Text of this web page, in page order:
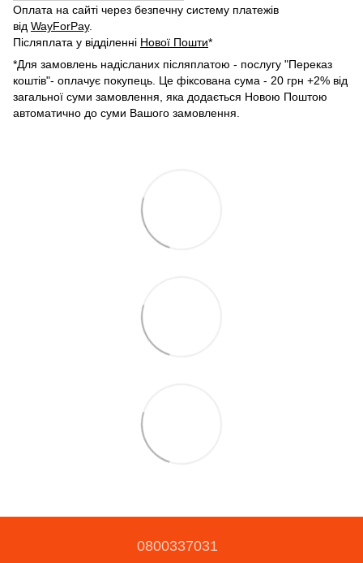
Оплата на сайті через безпечну систему платежів
від WayForPay.
Післяплата у відділенні Нової Пошти*
*Для замовлень надісланих післяплатою - послугу "Переказ
коштів"- оплачує покупець. Це фіксована сума - 20 грн +2% від
загальної суми замовлення, яка додається Новою Поштою
автоматично до суми Вашого замовлення.
0800337031